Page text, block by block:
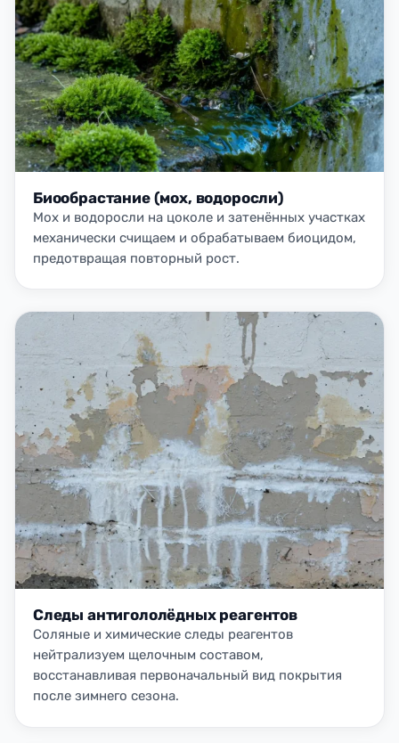
Биообрастание (мох, водоросли)
Мох и водоросли на цоколе и затенённых участках
механически счищаем и обрабатываем биоцидом,
предотвращая повторный рост.
Следы антигололёдных реагентов
Соляные и химические следы реагентов
нейтрализуем щелочным составом,
восстанавливая первоначальный вид покрытия
после зимнего сезона.